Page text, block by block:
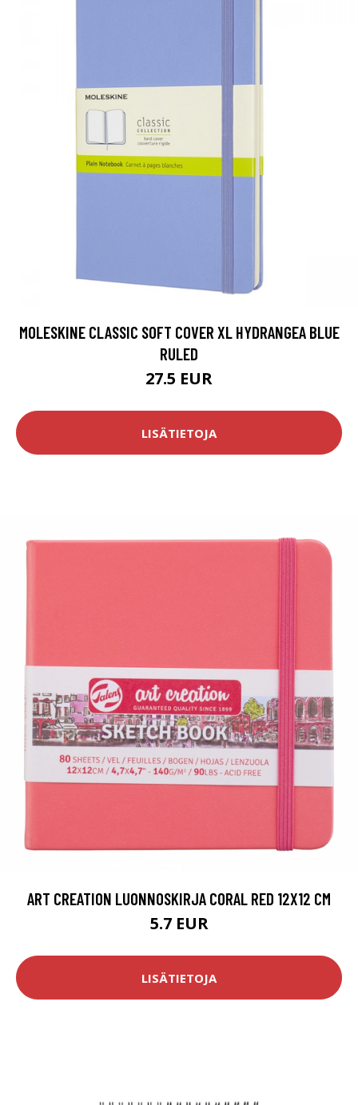
MOLESKINE CLASSIC SOFT COVER XL HYDRANGEA BLUE
RULED
27.5 EUR
LISÄTIETOJA
ART CREATION LUONNOSKIRJA CORAL RED 12X12 CM
5.7 EUR
LISÄTIETOJA